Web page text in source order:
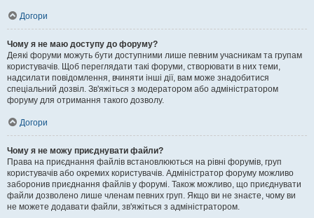
Догори
Чому я не маю доступу до форуму?
Деякі форуми можуть бути доступними лише певним учасникам та групам
користувачів. Щоб переглядати такі форуми, створювати в них теми,
надсилати повідомлення, вчиняти інші дії, вам може знадобитися
спеціальний дозвіл. Зв'яжіться з модератором або адміністратором
форуму для отримання такого дозволу.
Догори
Чому я не можу приєднувати файли?
Права на приєднання файлів встановлюються на рівні форумів, груп
користувачів або окремих користувачів. Адміністратор форуму можливо
заборонив приєднання файлів у форумі. Також можливо, що приєднувати
файли дозволено лише членам певних груп. Якщо ви не знаєте, чому ви
не можете додавати файли, зв'яжіться з адміністратором.